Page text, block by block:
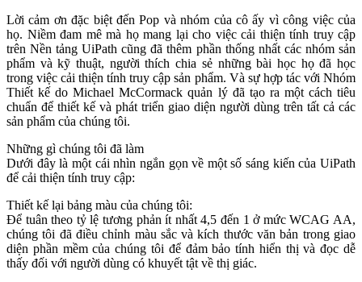
Lời cảm ơn đặc biệt đến Pop và nhóm của cô ấy vì công việc của
họ. Niềm đam mê mà họ mang lại cho việc cải thiện tính truy cập
trên Nền tảng UiPath cũng đã thêm phần thống nhất các nhóm sản
phẩm và kỹ thuật, người thích chia sẻ những bài học họ đã học
trong việc cải thiện tính truy cập sản phẩm. Và sự hợp tác với Nhóm
Thiết kế do Michael McCormack quản lý đã tạo ra một cách tiêu
chuẩn để thiết kế và phát triển giao diện người dùng trên tất cả các
sản phẩm của chúng tôi.
Những gì chúng tôi đã làm
Dưới đây là một cái nhìn ngắn gọn về một số sáng kiến của UiPath
để cải thiện tính truy cập:
Thiết kế lại bảng màu của chúng tôi:
Để tuân theo tỷ lệ tương phản ít nhất 4,5 đến 1 ở mức WCAG AA,
chúng tôi đã điều chỉnh màu sắc và kích thước văn bản trong giao
diện phần mềm của chúng tôi để đảm bảo tính hiển thị và đọc dễ
thấy đối với người dùng có khuyết tật về thị giác.